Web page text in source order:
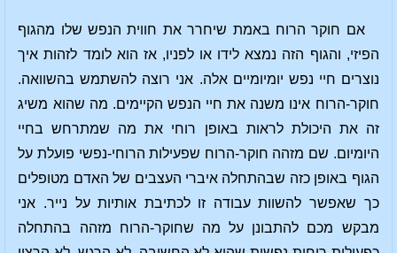
אם חוקר הרוח באמת שיחרר את חווית הנפש שלו מהגוף
הפיזי, והגוף הזה נמצא לידו או לפניו, אז הוא לומד לזהות איך
נוצרים חיי נפש יומיומיים אלה. אני רוצה להשתמש בהשוואה.
חוקר-הרוח אינו משנה את חיי הנפש הקיימים. מה שהוא משיג
זה את היכולת לראות באופן רוחי את מה שמתרחש בחיי
היומיום. שם מזהה חוקר-הרוח שפעילות הרוחי-נפשי פועלת על
הגוף באופן כזה שבהתחלה איברי העצבים של האדם מטופלים
כך שאפשר להשוות עבודה זו לכתיבת אותיות על נייר. אני
מבקש מכם להתבונן על מה שחוקר-הרוח מזהה בהתחלה